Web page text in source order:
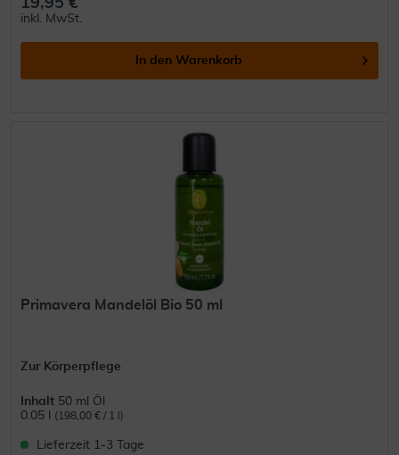
19,95 €
inkl. MwSt.
In den Warenkorb
Primavera Mandelöl Bio 50 ml
Zur Körperpflege
Inhalt 50 ml Öl
0.05 l
(198,00 € / 1 l)
Lieferzeit 1-3 Tage